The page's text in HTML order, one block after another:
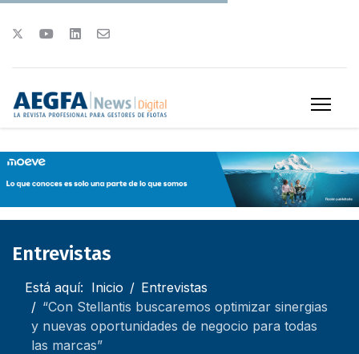
Entrevistas
Está aquí: Inicio
Entrevistas
“Con Stellantis buscaremos optimizar sinergias
y nuevas oportunidades de negocio para todas
las marcas”